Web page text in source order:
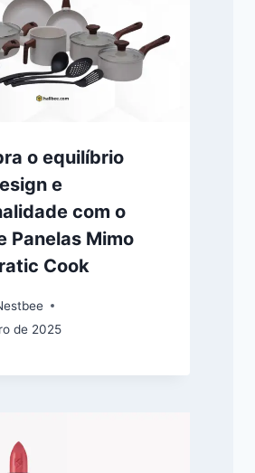
o equilíbrio
e
com o
Panelas Mimo
Cook
de 2025